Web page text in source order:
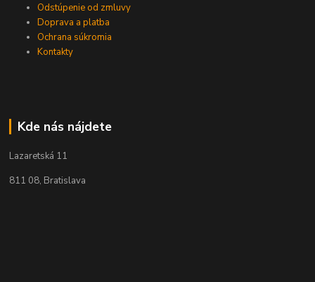
Odstúpenie od zmluvy
Doprava a platba
Ochrana súkromia
Kontakty
Kde nás nájdete
Lazaretská 11
811 08, Bratislava